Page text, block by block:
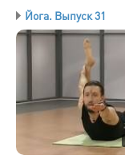
Йога. Выпуск 31